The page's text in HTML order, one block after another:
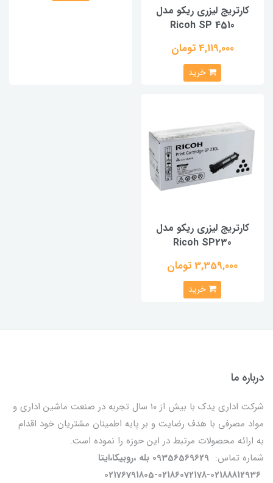
کارتریج لیزری ریکو مدل
Ricoh SP 4510
4,119,000 تومان
خرید
کارتریج لیزری ریکو مدل
Ricoh SP230
3,359,000 تومان
خرید
درباره ما
شرکت اداری یدک با بیش از 10 سال تجربه در صنعت ماشین اداری و
مواد مصرفی با هدف رضایت و بر پایه اطمینان مشتریان خود اقدام
به ارائه محصولات مرتبط در این حوزه را نموده است.
شماره تماس: 09356569629 بله ،روبیکا،ایتا
02176791805-02186072178-02188812936